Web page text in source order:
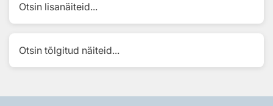
Otsin lisanäiteid...
Otsin tõlgitud näiteid...